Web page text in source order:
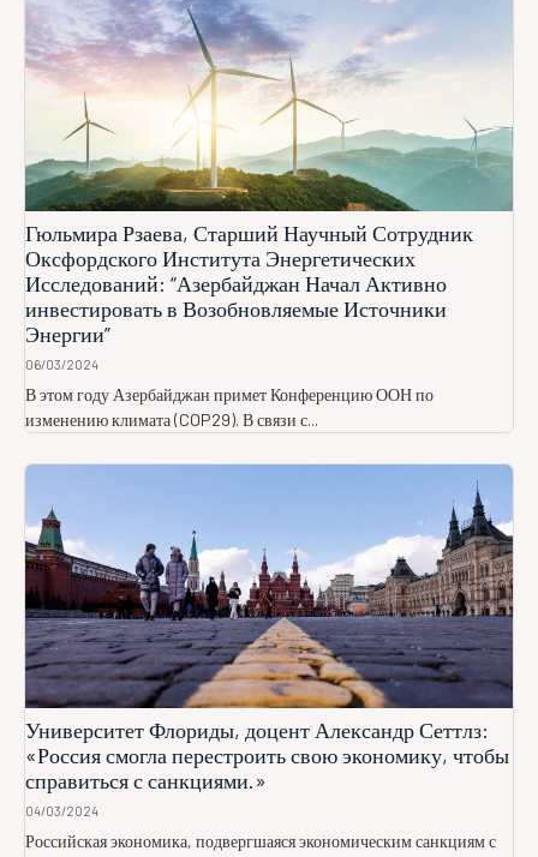
Гюльмира Рзаева, Старший Научный Сотрудник
Оксфордского Института Энергетических
Исследований: “Азербайджан Начал Активно
инвестировать в Возобновляемые Источники
Энергии”
06/03/2024
В этом году Азербайджан примет Конференцию ООН по
изменению климата (COP29). В связи с...
Университет Флориды, доцент Александр Сеттлз:
«Россия смогла перестроить свою экономику, чтобы
справиться с санкциями.»
04/03/2024
Российская экономика, подвергшаяся экономическим санкциям с